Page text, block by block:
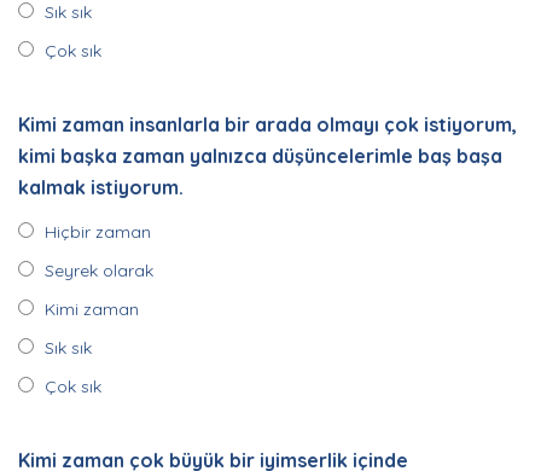
Sık sık
Çok sık
Kimi zaman insanlarla bir arada olmayı çok istiyorum,
kimi başka zaman yalnızca düşüncelerimle baş başa
kalmak istiyorum.
Hiçbir zaman
Seyrek olarak
Kimi zaman
Sık sık
Çok sık
Kimi zaman çok büyük bir iyimserlik içinde